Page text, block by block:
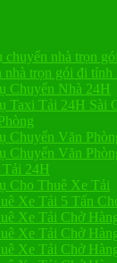
chuyển nhà trọn
nhà trọn gói đi tỉnh
Chuyển Nhà 24H
Taxi Tải 24H Sài
Chuyển Văn
Chuyển Văn
24H
Cho Thuê Xe Tải
Xe Tải 5 Tấn
Xe Tải Chở
Xe Tải Chở
Xe Tải Chở